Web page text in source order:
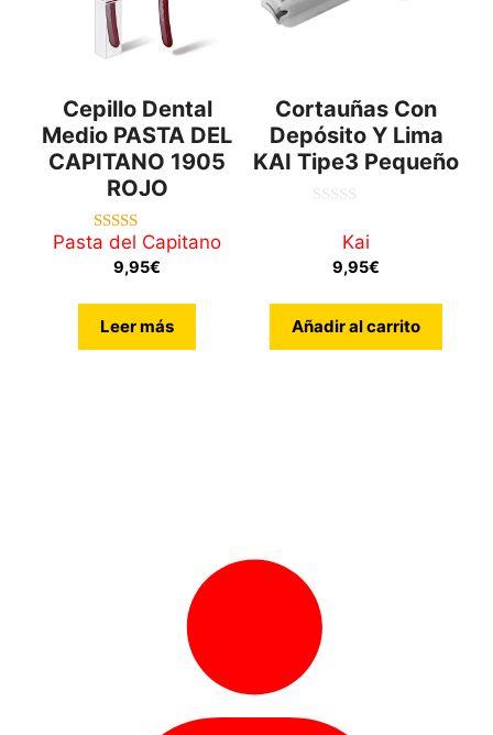
Cepillo Dental
Medio PASTA DEL
CAPITANO 1905
ROJO
5.00
de 5
Pasta del Capitano
9,95€
Leer más
Cortauñas Con
Depósito Y Lima
KAI Tipe3 Pequeño
Kai
9,95€
Añadir al carrito